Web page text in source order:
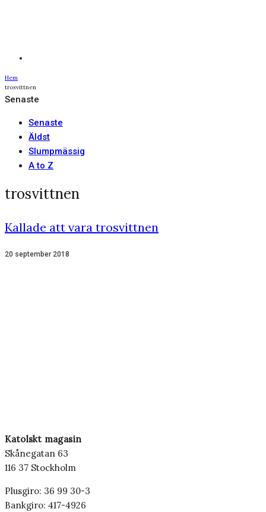
Hem
trosvittnen
Senaste
Senaste
Äldst
Slumpmässig
A to Z
trosvittnen
Kallade att vara trosvittnen
20 september 2018
Katolskt magasin
Skånegatan 63
116 37 Stockholm
Plusgiro: 36 99 30-3
Bankgiro: 417-4926